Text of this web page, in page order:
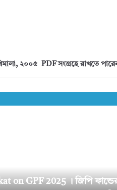
২০০৫ PDFসংগ্রহে রাখতে
on GPF 2025 । জিপি